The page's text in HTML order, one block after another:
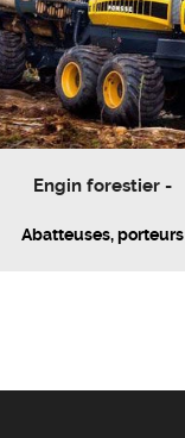
Engin forestier -
Abatteuses, porteurs